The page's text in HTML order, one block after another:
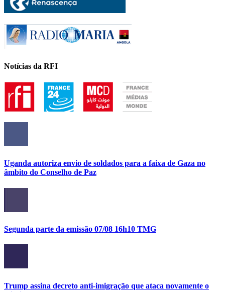
Notícias da RFI
Uganda autoriza envio de soldados para a faixa de Gaza no
âmbito do Conselho de Paz
Segunda parte da emissão 07/08 16h10 TMG
Trump assina decreto anti-imigração que ataca novamente o